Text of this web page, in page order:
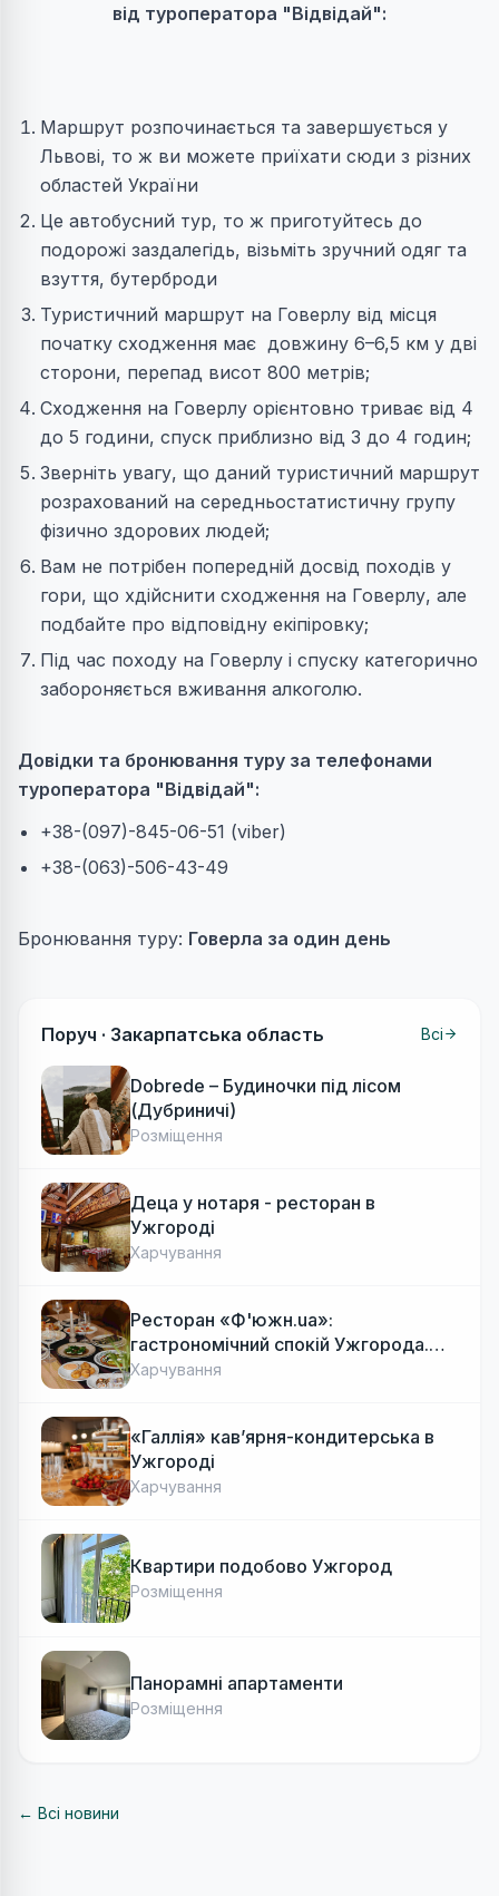
від туроператора "Відвідай":
Маршрут розпочинається та завершується у
Львові, то ж ви можете приїхати сюди з різних
областей України
Це автобусний тур, то ж приготуйтесь до
подорожі заздалегідь, візьміть зручний одяг та
взуття, бутерброди
Туристичний маршрут на Говерлу від місця
початку сходження має довжину 6–6,5 км у дві
сторони, перепад висот 800 метрів;
Сходження на Говерлу орієнтовно триває від 4
до 5 години, спуск приблизно від 3 до 4 годин;
Зверніть увагу, що даний туристичний маршрут
розрахований на середньостатистичну групу
фізично здорових людей;
Вам не потрібен попередній досвід походів у
гори, що хдійснити сходження на Говерлу, але
подбайте про відповідну екіпіровку;
Під час походу на Говерлу і спуску категорично
забороняється вживання алкоголю.
Довідки та бронювання туру за телефонами
туроператора "Відвідай":
+38-(097)-845-06-51 (viber)
+38-(063)-506-43-49
Бронювання туру: Говерла за один день
Поруч · Закарпатська область Всі
Dobrede – Будиночки під лісом
(Дубриничі)
Розміщення
Деца у нотаря - ресторан в
Ужгороді
Харчування
Ресторан «Ф'южн.ua»:
гастрономічний спокій Ужгорода.
Авторська локальна кухня, затишок
Харчування
«Галлія» кав’ярня-кондитерська в
Ужгороді
Харчування
Квартири подобово Ужгород
Розміщення
Панорамні апартаменти
Розміщення
← Всі новини